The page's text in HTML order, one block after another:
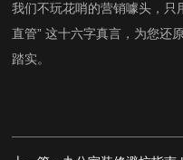
我们不玩花哨的营销噱头，只
直管” 这十六字真言，为您还
踏实。